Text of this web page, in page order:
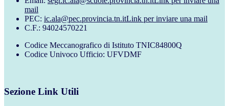
mail
PEC: ic.ala@pec.provincia.tn.itLink per inviare una mail
C.F.: 94024570221
Codice Meccanografico di Istituto TNIC84800Q
Codice Univoco Ufficio: UFVDMF
Sezione Link Utili